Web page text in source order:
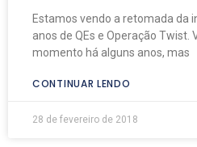
Estamos vendo a retomada da
anos de QEs e Operação Twist.
momento há alguns anos, mas
CONTINUAR LENDO
28 de fevereiro de 2018